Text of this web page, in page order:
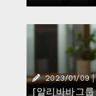
2023/01/09 |
[알리바바그